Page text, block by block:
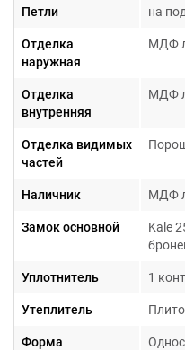
Образцы рисунков на
Гарантия 1 год
Петли на
Отделка
наружная
МДФ
Отделка
внутренняя
МДФ
Отделка видимых
частей
Наличник МДФ
Замок основной
Kale
Уплотнитель 1
Утеплитель
Форма